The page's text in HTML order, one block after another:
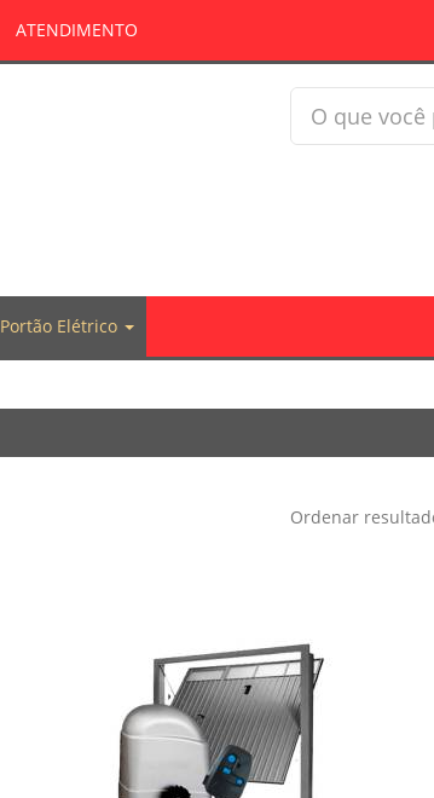
ATENDIMENTO
Portão Elétrico
Ordenar